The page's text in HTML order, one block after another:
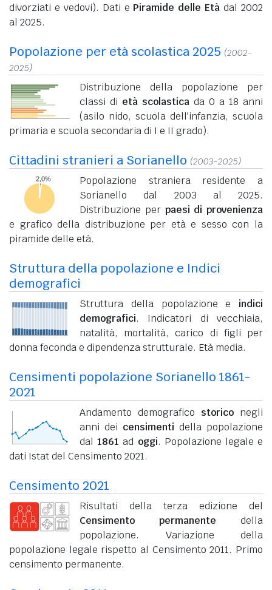
divorziati e vedovi). Dati e Piramide delle Età dal 2002
al 2025.
Popolazione per età scolastica 2025 (2002-
2025)
Distribuzione della popolazione per
classi di età scolastica da 0 a 18 anni
(asilo nido, scuola dell'infanzia, scuola
primaria e scuola secondaria di I e II grado).
Cittadini stranieri a Sorianello (2003-2025)
Popolazione straniera residente a
Sorianello dal 2003 al 2025.
Distribuzione per paesi di provenienza
e grafico della distribuzione per età e sesso con la
piramide delle età.
Struttura della popolazione e Indici
demografici
Struttura della popolazione e indici
demografici. Indicatori di vecchiaia,
natalità, mortalità, carico di figli per
donna feconda e dipendenza strutturale. Età media.
Censimenti popolazione Sorianello 1861-
2021
Andamento demografico storico negli
anni dei censimenti della popolazione
dal1861 ad oggi. Popolazione legale e
dati Istat del Censimento 2021.
Censimento 2021
Risultati della terza edizione del
Censimento permanente della
popolazione. Variazione della
popolazione legale rispetto al Censimento 2011. Primo
censimento permanente.